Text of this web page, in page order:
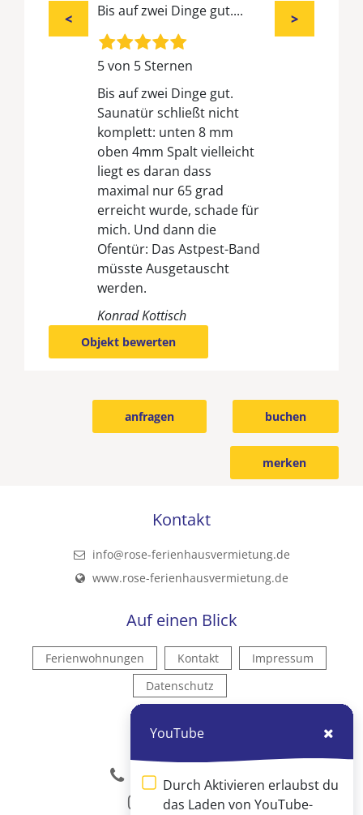
< Bis auf zwei Dinge gut....
5 von 5 Sternen
Bis auf zwei Dinge gut.
Saunatür schließt nicht
komplett: unten 8 mm
oben 4mm Spalt vielleicht
liegt es daran dass
maximal nur 65 grad
erreicht wurde, schade für
mich. Und dann die
Ofentür: Das Astpest-Band
müsste Ausgetauscht
werden.
Konrad Kottisch
>
Objekt bewerten
buchen
anfragen
merken
Kontakt
info@rose-ferienhausvermietung.de
www.rose-ferienhausvermietung.de
Auf einen Blick
Ferienwohnungen Kontakt
Impressum
Datenschutz
Kontakt
04751 909795
Instagram
YouTube
Durch Aktivieren erlaubst du
das Laden von YouTube-